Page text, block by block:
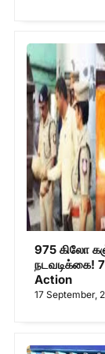
975 கிலோ
நடவடிக்கை!
Action
17 September,